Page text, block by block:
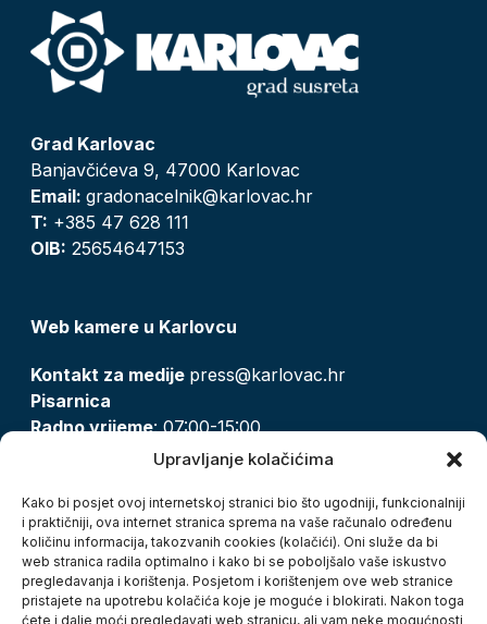
Upravljanje kolačićima
Kako bi posjet ovoj internetskoj stranici bio što ugodniji, funkcionalniji
i praktičniji, ova internet stranica sprema na vaše računalo određenu
količinu informacija, takozvanih cookies (kolačići). Oni služe da bi
web stranica radila optimalno i kako bi se poboljšalo vaše iskustvo
pregledavanja i korištenja. Posjetom i korištenjem ove web stranice
pristajete na upotrebu kolačića koje je moguće i blokirati. Nakon toga
ćete i dalje moći pregledavati web stranicu, ali vam neke mogućnosti
Grad Karlovac
Banjavčićeva 9, 47000 Karlovac
Email: gradonacelnik@karlovac.hr
T: +385 47 628 111
OIB: 25654647153
Web kamere u Karlovcu
Kontakt za medije press@karlovac.hr
Pisarnica
Radno vrijeme: 07:00-15:00
pisarnica@karlovac.hr
Zaštita osobnih podataka
Pristup informacijama
Kolačići